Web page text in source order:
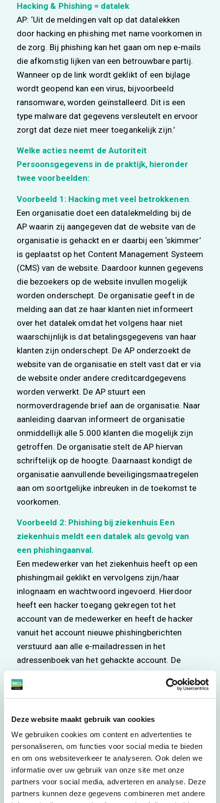
Deze website maakt gebruik van cookies
We gebruiken cookies om content en advertenties te
personaliseren, om functies voor social media te bieden
en om ons websiteverkeer te analyseren. Ook delen we
informatie over uw gebruik van onze site met onze
partners voor social media, adverteren en analyse. Deze
partners kunnen deze gegevens combineren met andere
Hacking & Phishing = datalek
AP: ‘Uit de meldingen valt op dat datalekken
door hacking en phishing met name voorkomen in
de zorg. Bij phishing kan het gaan om nep e-mails
die afkomstig lijken van een betrouwbare partij.
Wanneer op de link wordt geklikt of een bijlage
wordt geopend kan een virus, bijvoorbeeld
ransomware, worden geïnstalleerd. Dit is een
type malware dat gegevens versleutelt en ervoor
zorgt dat deze niet meer toegankelijk zijn.’
Welke acties neemt de Autoriteit
Persoonsgegevens in de praktijk, hieronder
twee voorbeelden:
Voorbeeld 1: Hacking met veel betrokkenen.
Een organisatie doet een datalekmelding bij de
AP waarin zij aangegeven dat de website van de
organisatie is gehackt en er daarbij een ‘skimmer’
is geplaatst op het Content Management Systeem
(CMS) van de website. Daardoor kunnen gegevens
die bezoekers op de website invullen mogelijk
worden onderschept. De organisatie geeft in de
melding aan dat ze haar klanten niet informeert
over het datalek omdat het volgens haar niet
waarschijnlijk is dat betalingsgegevens van haar
klanten zijn onderschept. De AP onderzoekt de
website van de organisatie en stelt vast dat er via
de website onder andere creditcardgegevens
worden verwerkt. De AP stuurt een
normoverdragende brief aan de organisatie. Naar
aanleiding daarvan informeert de organisatie
onmiddellijk alle 5.000 klanten die mogelijk zijn
getroffen. De organisatie stelt de AP hiervan
schriftelijk op de hoogte. Daarnaast kondigt de
organisatie aanvullende beveiligingsmaatregelen
aan om soortgelijke inbreuken in de toekomst te
voorkomen.
Voorbeeld 2: Phishing bij ziekenhuis Een
ziekenhuis meldt een datalek als gevolg van
een phishingaanval.
Een medewerker van het ziekenhuis heeft op een
phishingmail geklikt en vervolgens zijn/haar
inlognaam en wachtwoord ingevoerd. Hierdoor
heeft een hacker toegang gekregen tot het
account van de medewerker en heeft de hacker
vanuit het account nieuwe phishingberichten
verstuurd aan alle e-mailadressen in het
adressenboek van het gehackte account. De
gewaarschuwd om de phishingmail niet te openen
en direct te verwijderen. De AP neemt naar
aanleiding van de melding contact op en stelt
toegang is geweest tot de gegevens in de e-
mailbox van de medewerker en welke
maatregelen de organisatie neemt om phishing in
de toekomst te voorkomen. Het ziekenhuis start
vervolgens een onderzoek. Uit de resultaten van